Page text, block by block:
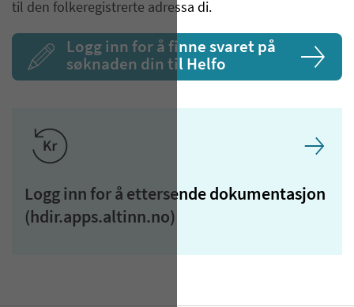
til den folkeregistrerte adressa di.
Logg inn for å finne svaret på
søknaden din til Helfo
Logg inn for å ettersende dokumentasjon
(hdir.apps.altinn.no)